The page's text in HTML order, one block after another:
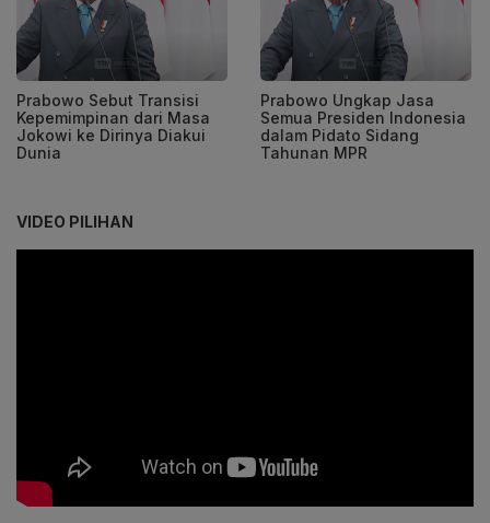
Prabowo Sebut Transisi
Kepemimpinan dari Masa
Jokowi ke Dirinya Diakui
Dunia
Prabowo Ungkap Jasa
Semua Presiden Indonesia
dalam Pidato Sidang
Tahunan MPR
VIDEO PILIHAN